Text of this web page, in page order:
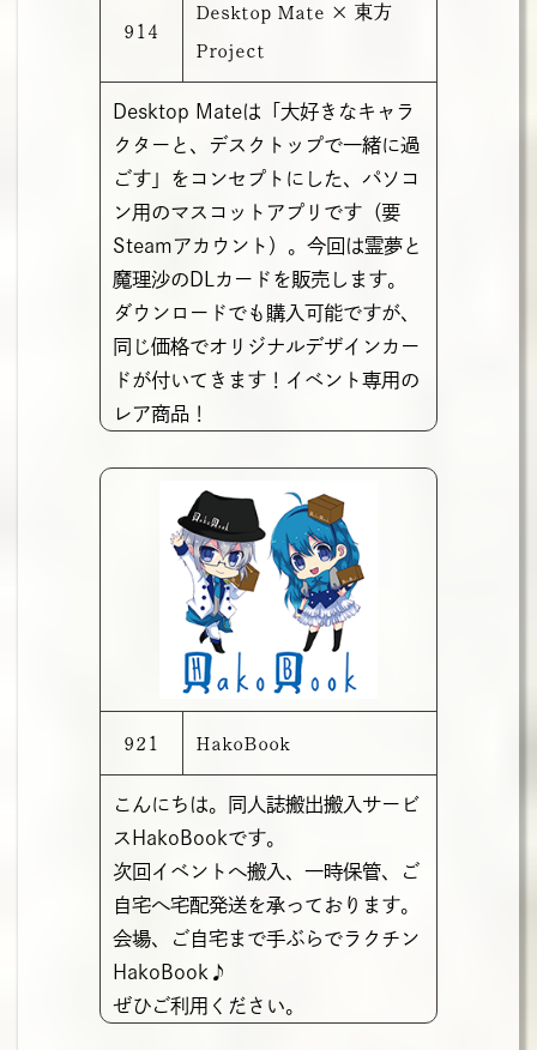
914
Desktop Mate × 東⽅
Project
Desktop Mateは「大好きなキャラ
クターと、デスクトップで一緒に過
ごす」をコンセプトにした、パソコ
ン用のマスコットアプリです（要
Steamアカウント）。今回は霊夢と
魔理沙のDLカードを販売します。
ダウンロードでも購入可能ですが、
同じ価格でオリジナルデザインカー
ドが付いてきます！イベント専用の
レア商品！
921 HakoBook
こんにちは。同人誌搬出搬入サービ
スHakoBookです。
次回イベントへ搬入、一時保管、ご
自宅へ宅配発送を承っております。
会場、ご自宅まで手ぶらでラクチン
HakoBook♪
ぜひご利用ください。